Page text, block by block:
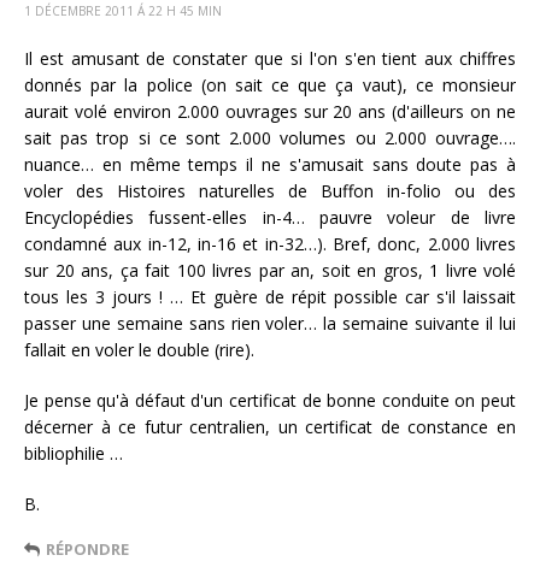
1 DÉCEMBRE 2011 Á 22 H 45 MIN
Il est amusant de constater que si l'on s'en tient aux chiffres
donnés par la police (on sait ce que ça vaut), ce monsieur
aurait volé environ 2.000 ouvrages sur 20 ans (d'ailleurs on ne
sait pas trop si ce sont 2.000 volumes ou 2.000 ouvrage….
nuance… en même temps il ne s'amusait sans doute pas à
voler des Histoires naturelles de Buffon in-folio ou des
Encyclopédies fussent-elles in-4… pauvre voleur de livre
condamné aux in-12, in-16 et in-32…). Bref, donc, 2.000 livres
sur 20 ans, ça fait 100 livres par an, soit en gros, 1 livre volé
tous les 3 jours ! … Et guère de répit possible car s'il laissait
passer une semaine sans rien voler… la semaine suivante il lui
fallait en voler le double (rire).
Je pense qu'à défaut d'un certificat de bonne conduite on peut
décerner à ce futur centralien, un certificat de constance en
bibliophilie …
B.
RÉPONDRE